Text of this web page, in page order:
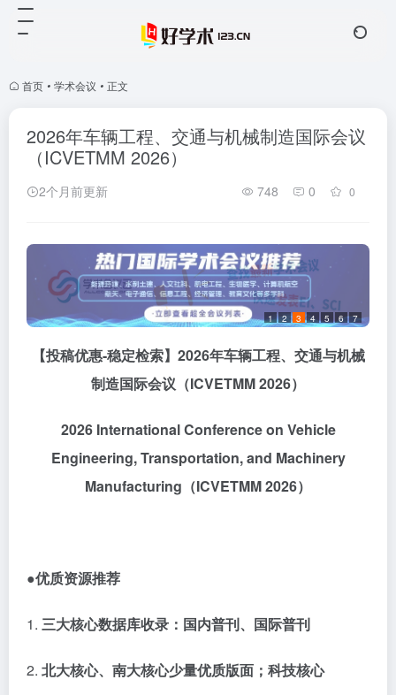
首页 • 学术会议 • 正文
2026年车辆工程、交通与机械制造国际会议
（ICVETMM 2026）
2个月前更新 748 0 0
1 2 3 4 5 6 7
【投稿优惠-稳定检索】2026年车辆工程、交通与机械
制造国际会议 （ICVETMM 2026）
2026 International Conference on Vehicle
Engineering, Transportation, and Machinery
Manufacturing （ICVETMM 2026）
●优质资源推荐
1. 三大核心数据库收录：国内普刊、国际普刊
2. 北大核心、南大核心少量优质版面；科技核心